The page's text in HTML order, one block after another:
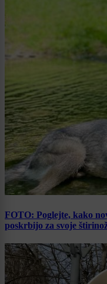
FOTO: Poglejte, kako
poskrbijo za svoje